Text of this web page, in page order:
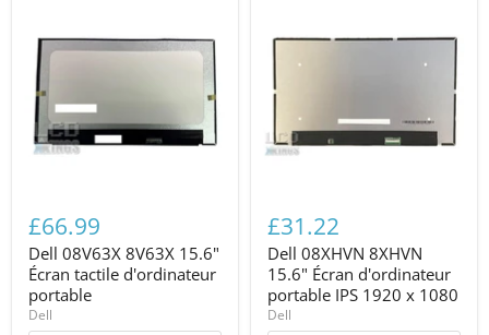
£66.99
Dell 08V63X 8V63X 15.6"
Écran tactile d'ordinateur
portable
Dell
£31.22
Dell 08XHVN 8XHVN
15.6" Écran d'ordinateur
portable IPS 1920 x 1080
Dell